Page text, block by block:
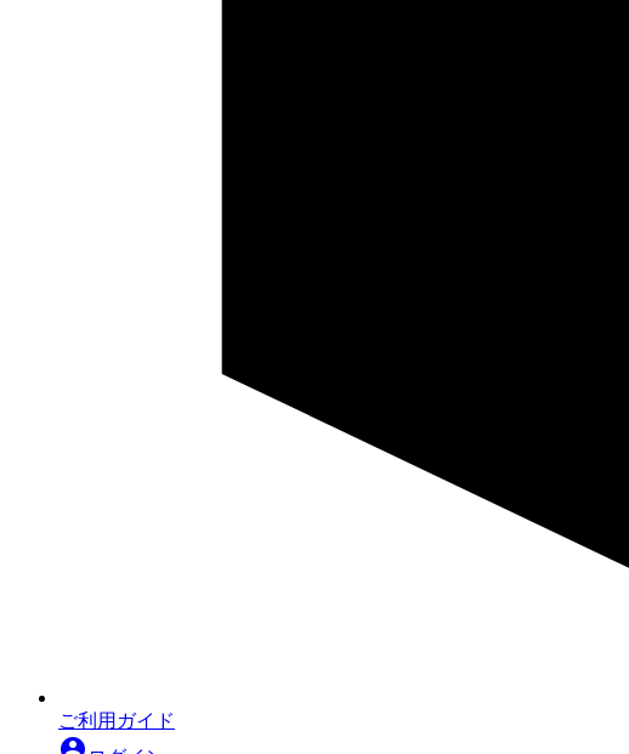
ご利用ガイド